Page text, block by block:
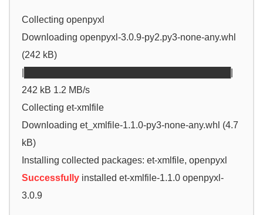
Collecting openpyxl
Downloading openpyxl-3.0.9-py2.py3-none-any.whl
(242 kB)
242 kB 1.2 MB/s
Collecting et-xmlfile
Downloading et_xmlfile-1.1.0-py3-none-any.whl (4.7
kB)
Installing collected packages: et-xmlfile, openpyxl
Successfully installed et-xmlfile-1.1.0 openpyxl-
3.0.9